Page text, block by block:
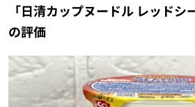
「日清カップヌードル レッドシ
の評価